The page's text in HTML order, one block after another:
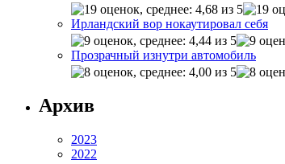
Ирландский вор нокаутировал себя
Прозрачный изнутри автомобиль
Архив
2023
2022